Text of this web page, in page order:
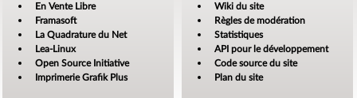
En Vente Libre
Framasoft
La Quadrature du Net
Lea-Linux
Open Source Initiative
Imprimerie Grafik Plus
Wiki du site
Règles de modération
Statistiques
API pour le développement
Code source du site
Plan du site